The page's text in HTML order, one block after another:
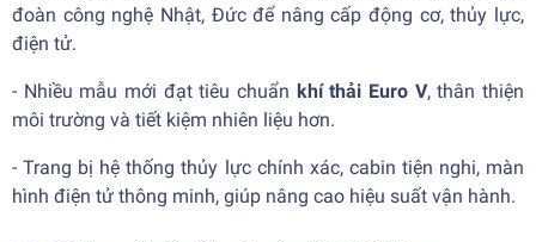
đoàn công nghệ Nhật, Đức để nâng cấp động cơ, thủy lực,
điện tử.
- Nhiều mẫu mới đạt tiêu chuẩn khí thải Euro V, thân thiện
môi trường và tiết kiệm nhiên liệu hơn.
- Trang bị hệ thống thủy lực chính xác, cabin tiện nghi, màn
hình điện tử thông minh, giúp nâng cao hiệu suất vận hành.